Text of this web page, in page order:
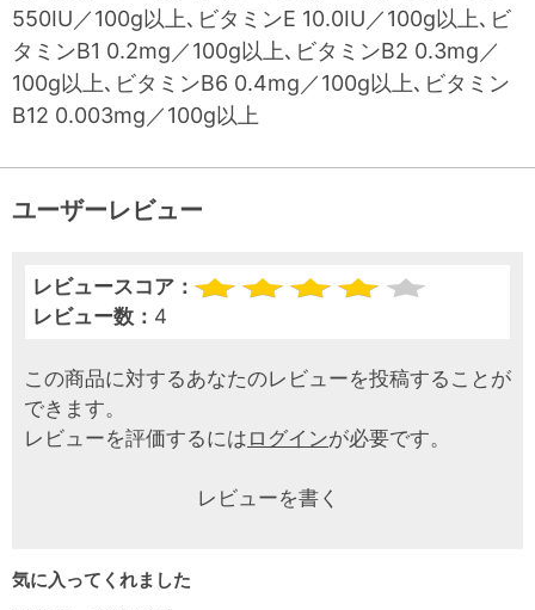
550IU／100g以上､ビタミンE 10.0IU／100g以上､ビ
タミンB1 0.2mg／100g以上､ビタミンB2 0.3mg／
100g以上､ビタミンB6 0.4mg／100g以上､ビタミン
B12 0.003mg／100g以上
ユーザーレビュー
レビュースコア：
レビュー数： 4
この商品に対するあなたのレビューを投稿することが
できます。
レビューを評価するには ログインが必要です。
レビューを書く
気に入ってくれました